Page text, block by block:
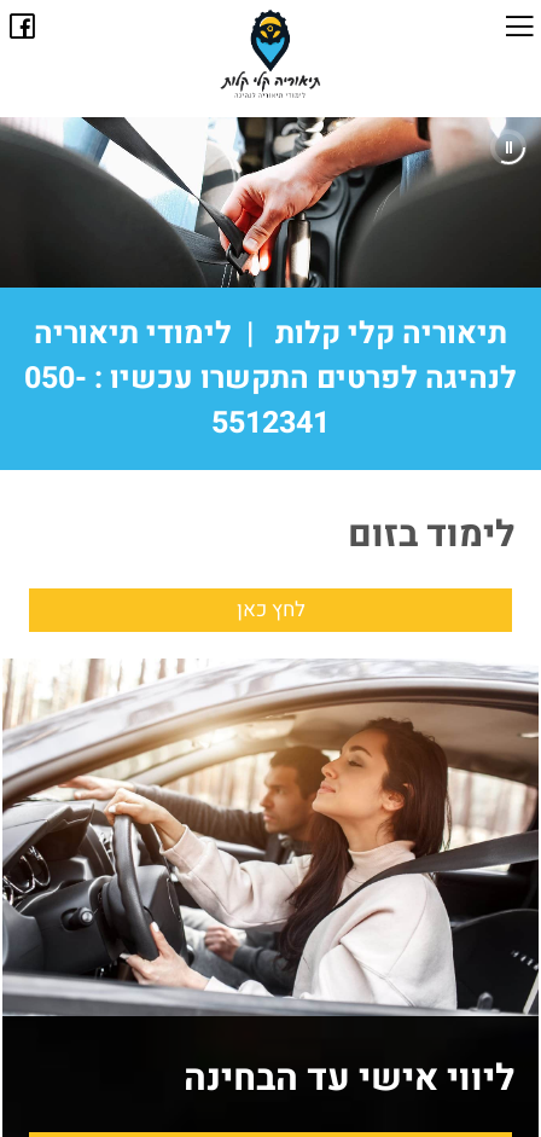
תיאוריה קלי קלות | לימודי תיאוריה
לנהיגה לפרטים התקשרו עכשיו : 050-
5512341
לימוד בזום
לחץ כאן
ליווי אישי עד הבחינה